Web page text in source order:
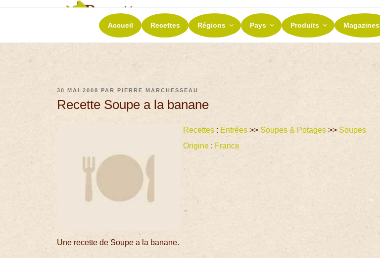
RECETTES ET TERROIRS
La richesse de nos terroirs
Accueil Recettes Régions Pays Produits Magazines
30 MAI 2008 PARPIERRE MARCHESSEAU
Recette Soupe a la banane
Recettes : Entrées >> Soupes & Potages >>Soupes
Origine : France
Une recette de Soupe a la banane.